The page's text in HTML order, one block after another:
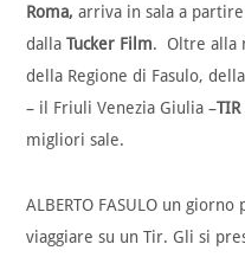
Roma,arriva in sala a
dallaTucker Film.
Oltre alla
della Regione di Fasulo,
– il Friuli Venezia Giulia –TIR
migliori sale.
ALBERTO FASULO un
viaggiare su un Tir. Gli si